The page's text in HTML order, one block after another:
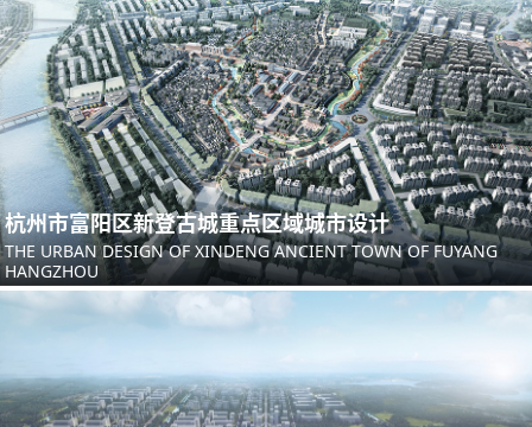
杭州市富阳区新登古城重点区域城市设计
THE URBAN DESIGN OF XINDENG ANCIENT TOWN OF FUYANG
HANGZHOU